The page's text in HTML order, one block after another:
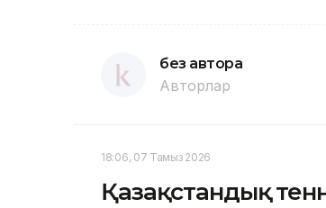
без автора
Авторлар
18:06, 07 Тамыз 2026
Қазақстандық